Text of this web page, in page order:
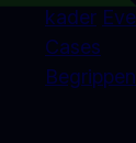
kader
Cases